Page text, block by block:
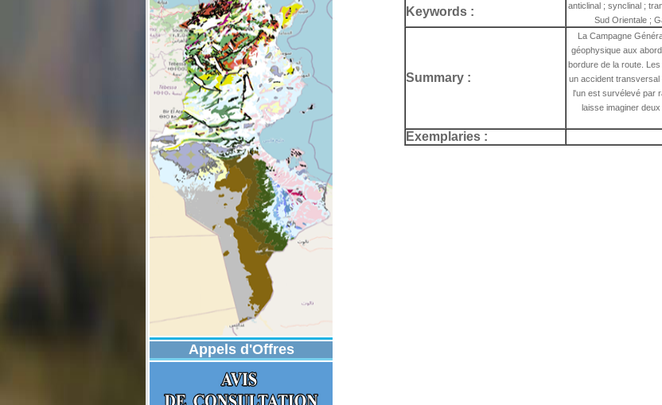
Appels d'Offres
Keywords :
anticlinal ; synclinal ;
Sud Orientale ;
Summary :
La Campagne
géophysique aux
bordure de la route.
un accident transversal
l'un est survélevé par
laisse imaginer
Exemplaries :